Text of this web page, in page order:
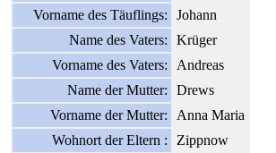
Vorname des Täuflings:
Johann
Name des Vaters:
Krüger
Vorname des Vaters:
Andreas
Name der Mutter:
Drews
Vorname der Mutter:
Anna Maria
Wohnort der Eltern :
Zippnow